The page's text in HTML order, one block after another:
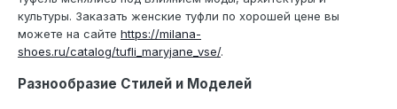
культуры. Заказать женские туфли по хорошей цене вы
можете на сайте https://milana-
shoes.ru/catalog/tufli_maryjane_vse/.
Разнообразие Стилей и Моделей